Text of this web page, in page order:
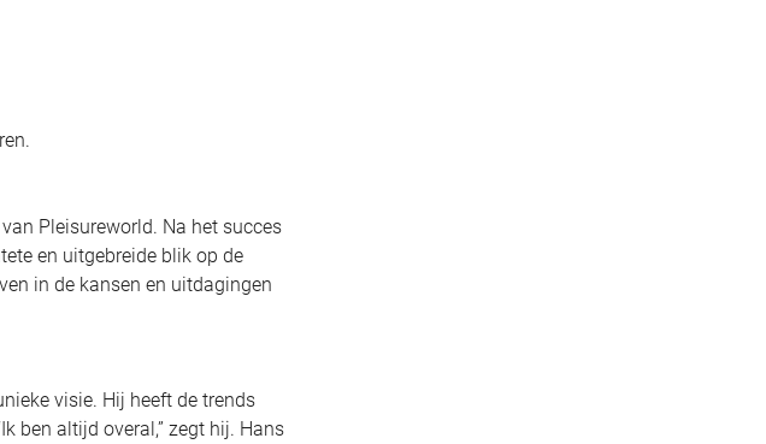
Pleisureworld. Na het succes
en uitgebreide blik op de
in de kansen en uitdagingen
visie. Hij heeft de trends
ben altijd overal,” zegt hij. Hans